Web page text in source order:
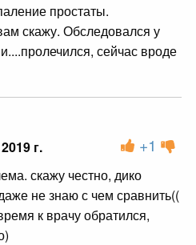
простаты.
скажу. Обследовался у
сейчас вроде
г. +1
скажу честно, дико
не знаю с чем сравнить((
к врачу обратился,